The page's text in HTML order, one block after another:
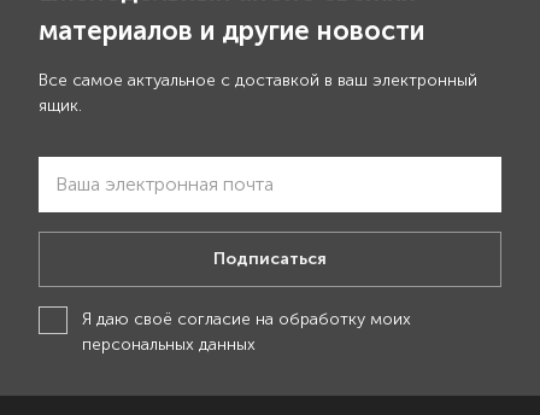
материалов и другие новости
Все самое актуальное с доставкой в ваш электронный
ящик.
Подписаться
Я даю своё согласие на обработку моих
персональных данных